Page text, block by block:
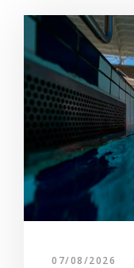
07/08/2026